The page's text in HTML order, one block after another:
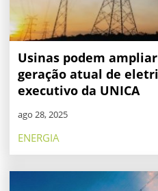
Usinas podem
geração atual de
executivo da UNICA
ago 28, 2025
ENERGIA